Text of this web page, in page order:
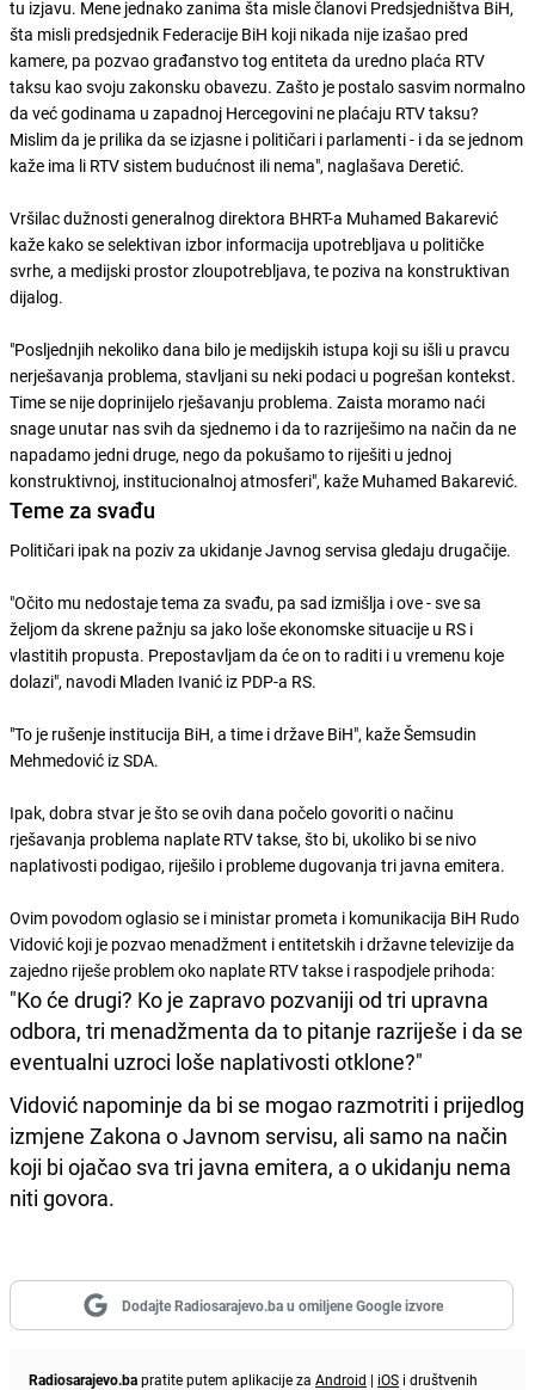
tu izjavu. Mene jednako zanima šta misle članovi Predsjedništva BiH,
šta misli predsjednik Federacije BiH koji nikada nije izašao pred
kamere, pa pozvao građanstvo tog entiteta da uredno plaća RTV
taksu kao svoju zakonsku obavezu. Zašto je postalo sasvim normalno
da već godinama u zapadnoj Hercegovini ne plaćaju RTV taksu?
Mislim da je prilika da se izjasne i političari i parlamenti - i da se jednom
kaže ima li RTV sistem budućnost ili nema", naglašava Deretić.
Vršilac dužnosti generalnog direktora BHRT-a Muhamed Bakarević
kaže kako se selektivan izbor informacija upotrebljava u političke
svrhe, a medijski prostor zloupotrebljava, te poziva na konstruktivan
dijalog.
"Posljednjih nekoliko dana bilo je medijskih istupa koji su išli u pravcu
nerješavanja problema, stavljani su neki podaci u pogrešan kontekst.
Time se nije doprinijelo rješavanju problema. Zaista moramo naći
snage unutar nas svih da sjednemo i da to razriješimo na način da ne
napadamo jedni druge, nego da pokušamo to riješiti u jednoj
konstruktivnoj, institucionalnoj atmosferi", kaže Muhamed Bakarević.
Teme za svađu
Političari ipak na poziv za ukidanje Javnog servisa gledaju drugačije.
"Očito mu nedostaje tema za svađu, pa sad izmišlja i ove - sve sa
željom da skrene pažnju sa jako loše ekonomske situacije u RS i
vlastitih propusta. Prepostavljam da će on to raditi i u vremenu koje
dolazi", navodi Mladen Ivanić iz PDP-a RS.
"To je rušenje institucija BiH, a time i države BiH", kaže Šemsudin
Mehmedović iz SDA.
Ipak, dobra stvar je što se ovih dana počelo govoriti o načinu
rješavanja problema naplate RTV takse, što bi, ukoliko bi se nivo
naplativosti podigao, riješilo i probleme dugovanja tri javna emitera.
Ovim povodom oglasio se i ministar prometa i komunikacija BiH Rudo
Vidović koji je pozvao menadžment i entitetskih i državne televizije da
zajedno riješe problem oko naplate RTV takse i raspodjele prihoda:
"Ko će drugi? Ko je zapravo pozvaniji od tri upravna
odbora, tri menadžmenta da to pitanje razriješe i da se
eventualni uzroci loše naplativosti otklone?"
Vidović napominje da bi se mogao razmotriti i prijedlog
izmjene Zakona o Javnom servisu, ali samo na način
koji bi ojačao sva tri javna emitera, a o ukidanju nema
niti govora.
Dodajte Radiosarajevo.ba u omiljene Google izvore
Radiosarajevo.bapratite putem aplikacije za Android | iOS i društvenih